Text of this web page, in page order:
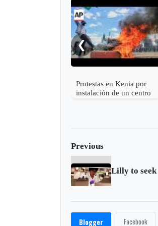
❮
Protestas en Kenia por
instalación de un centro
Previous
Blogger Facebook